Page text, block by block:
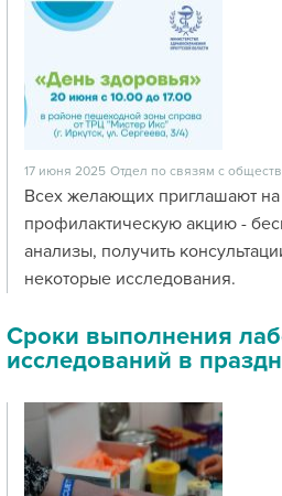
17 июня 2025 Отдел по связям с
Всех желающих приглашают
профилактическую акцию -
анализы, получить
некоторые исследования.
Сроки выполнения
исследований в